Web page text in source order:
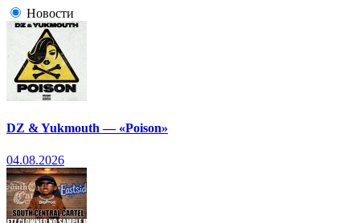
Новости
DZ & Yukmouth — «Poison»
04.08.2026